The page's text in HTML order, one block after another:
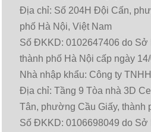
Địa chỉ: Số 204H Đội Cấn,
phố Hà Nội, Việt Nam
Số ĐKKD: 0102647406 do Sở
thành phố Hà Nội cấp ngày
Nhà nhập khẩu: Công ty
Địa chỉ: Tầng 9 Tòa nhà 3D
Tân, phường Cầu Giấy, thành
Số ĐKKD: 0106698049 do Sở